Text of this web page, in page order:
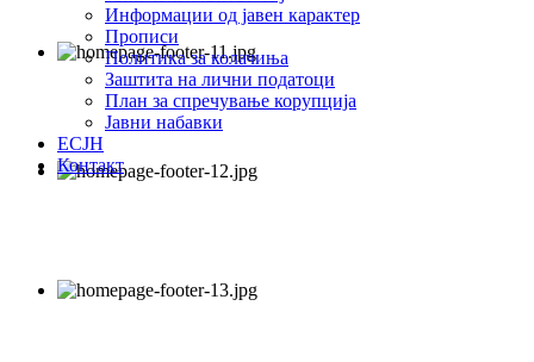
Информации од јавен карактер
Прописи
Политика за колачиња
Заштита на лични податоци
План за спречување корупција
Јавни набавки
ЕСЈН
Контакт